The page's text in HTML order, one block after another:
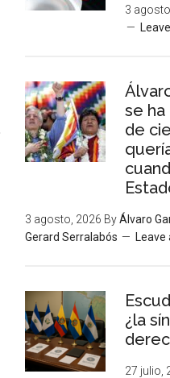
3
se
de
3 agosto, 2026 ByÁlvaro
Gerard Serralabós
¿la
27 julio,